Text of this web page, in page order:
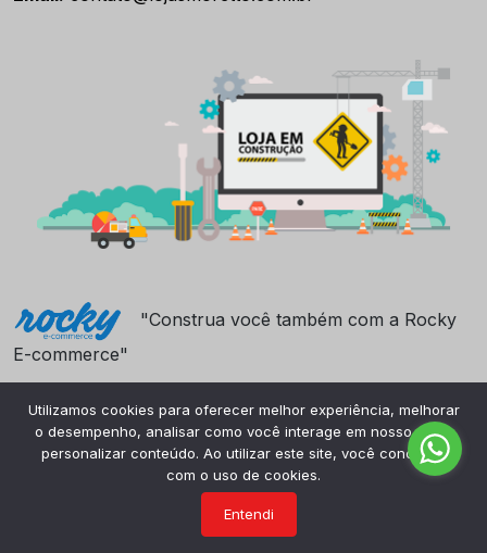
"Construa você também com a Rocky
E-commerce"
Utilizamos cookies para oferecer melhor experiência, melhorar
o desempenho, analisar como você interage em nosso site e
personalizar conteúdo. Ao utilizar este site, você concorda
com o uso de cookies.
Entendi